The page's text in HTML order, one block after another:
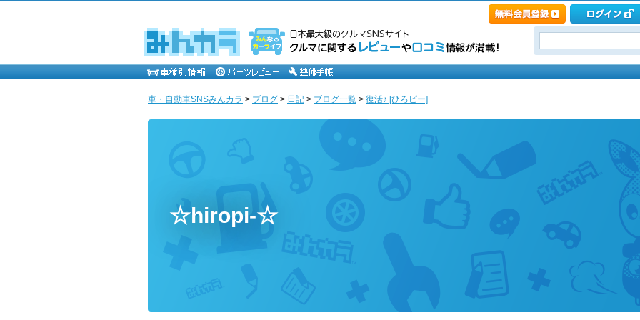
車・自動車SNSみんカラ > ブログ > 日記 > ブログ一覧 > 復活♪ [ひろピー]
☆hiropi-☆